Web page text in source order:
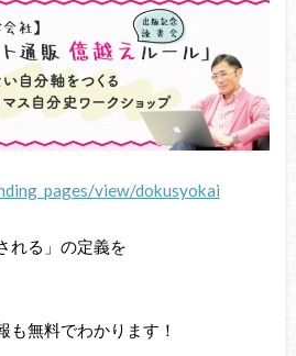
view/dokusyokai
れる」の定義を
も無料でわかります！